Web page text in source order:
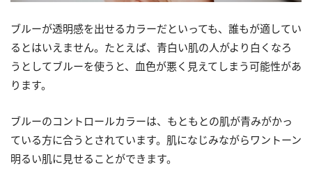
ブルーが透明感を出せるカラーだといっても、誰もが適してい
るとはいえません。たとえば、青白い肌の人がより白くなろ
うとしてブルーを使うと、血色が悪く見えてしまう可能性があ
ります。
ブルーのコントロールカラーは、もともとの肌が青みがかっ
ている方に合うとされています。肌になじみながらワントーン
明るい肌に見せることができます。